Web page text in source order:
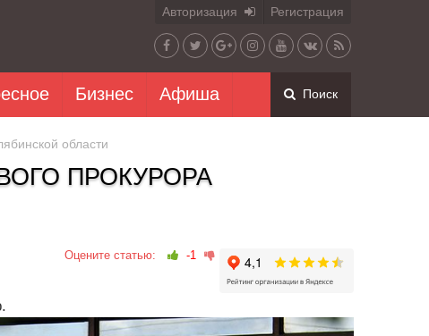
Авторизация Регистрация
Бизнес Афиша Поиск
области
ПРОКУРОРА
Оцените статью: -1